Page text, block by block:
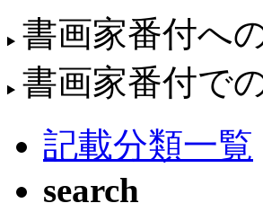
書画家番付へ
書画家番付で
記載分類一覧
search